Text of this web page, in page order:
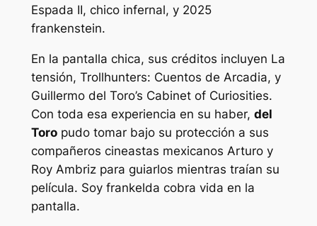
Espada II, chico infernal, y 2025
frankenstein.
En la pantalla chica, sus créditos incluyen La
tensión, Trollhunters: Cuentos de Arcadia, y
Guillermo del Toro’s Cabinet of Curiosities.
Con toda esa experiencia en su haber, del
Toropudo tomar bajo su protección a sus
compañeros cineastas mexicanos Arturo y
Roy Ambriz para guiarlos mientras traían su
película. Soy frankelda cobra vida en la
pantalla.